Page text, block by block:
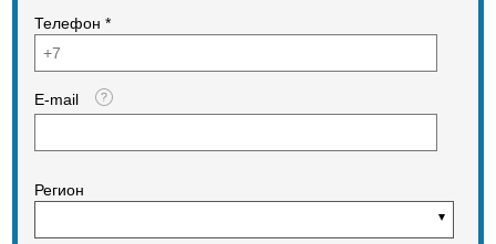
Телефон *
E-mail
Регион